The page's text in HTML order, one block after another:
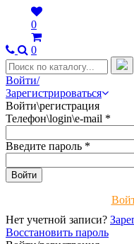
0
0
Войти/
Зарегистрироваться
Войти\регистрация
Телефон\login\e-mail *
Введите пароль *
Нет учетной записи?
Восстановить пароль